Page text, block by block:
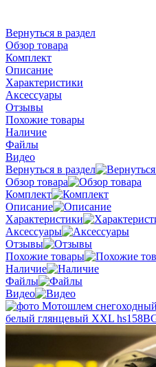
Вернуться в раздел
Обзор товара
Комплект
Описание
Характеристики
Аксессуары
Отзывы
Похожие товары
Наличие
Файлы
Видео
Вернуться в раздел
Обзор товара
Комплект
Описание
Характеристики
Аксессуары
Отзывы
Похожие товары
Наличие
Файлы
Видео